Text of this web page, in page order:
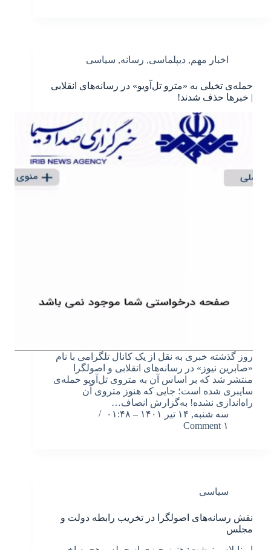
اخبار مهم, دیپلماسی, رسانه, سیاسی
حمله‌‌ی تخیلی به «مترو تل‌آویو» در رسانه‌های انقلابی
| خبرها حذف شدند!
روز گذشته خبری به نقل از یک کانال تلگرامی با نام
«صابرین نیوز» در رسانه‌های انقلابی و اصولگرا
منتشر شد که بر اساس آن به متروی تل‌آویو حمله‌ی
سایبری شده است؛ جایی که هنوز متروی آن
راه‌اندازی نشده! به‌گزارش انصاف…
سه شنبه, ۱۴ تیر ۱۴۰۱ – ۰۱:۴۸
۱ Comment
سیاسی
نقش رسانه‌های اصولگرا در تخریب رابطه دولت و
مجلس